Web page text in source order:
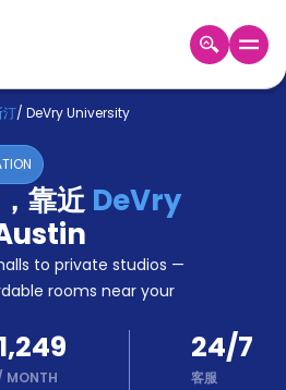
汀/ DeVry University
靠近DeVry
to private studios —
rooms near your
MONTH
24/7
客服